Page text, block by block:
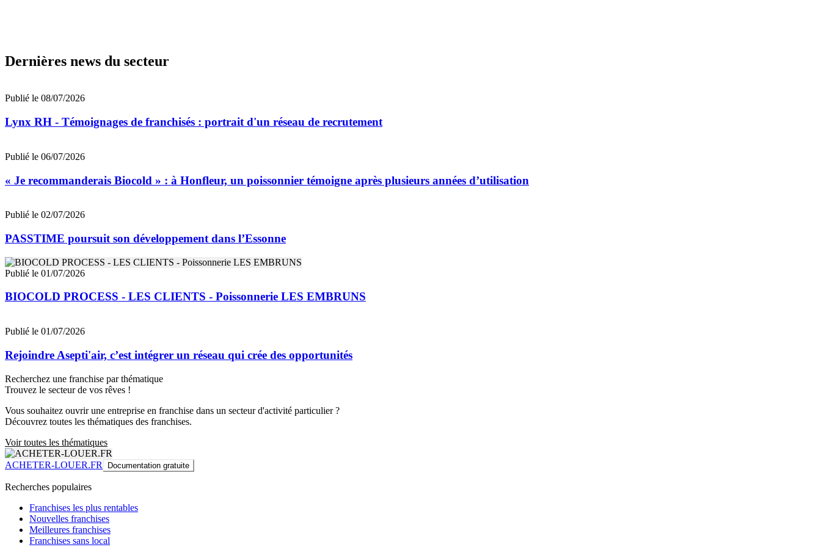
Dernières news du secteur
Publié le 08/07/2026
Lynx RH - Témoignages de franchisés : portrait d'un réseau de recrutement
Publié le 06/07/2026
« Je recommanderais Biocold » : à Honfleur, un poissonnier témoigne après plusieurs années d’utilisation
Publié le 02/07/2026
PASSTIME poursuit son développement dans l’Essonne
Publié le 01/07/2026
BIOCOLD PROCESS - LES CLIENTS - Poissonnerie LES EMBRUNS
Publié le 01/07/2026
Rejoindre Asepti'air, c’est intégrer un réseau qui crée des opportunités
Recherchez une franchise par thématique
Trouvez le secteur de vos rêves !
Vous souhaitez ouvrir une entreprise en franchise dans un secteur d'activité particulier ?
Découvrez toutes les thématiques des franchises.
Voir toutes les thématiques
ACHETER-LOUER.FR Documentation gratuite
Recherches populaires
Franchises les plus rentables
Nouvelles franchises
Meilleures franchises
Franchises sans local